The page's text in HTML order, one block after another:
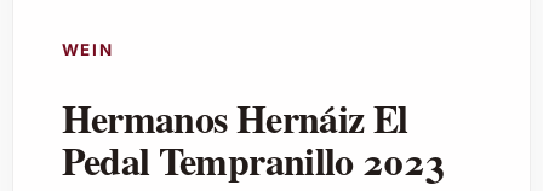
WEIN
Hermanos Hernáiz El
Pedal Tempranillo 2023